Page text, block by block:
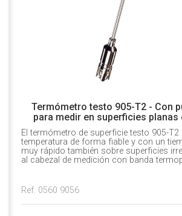
Termómetro testo 905-T2 - Con
para medir en superficies
El termómetro de superficie testo 905-T2
temperatura de forma fiable y con un
muy rápido también sobre superficies
al cabezal de medición con banda
Ref. 0560 9056